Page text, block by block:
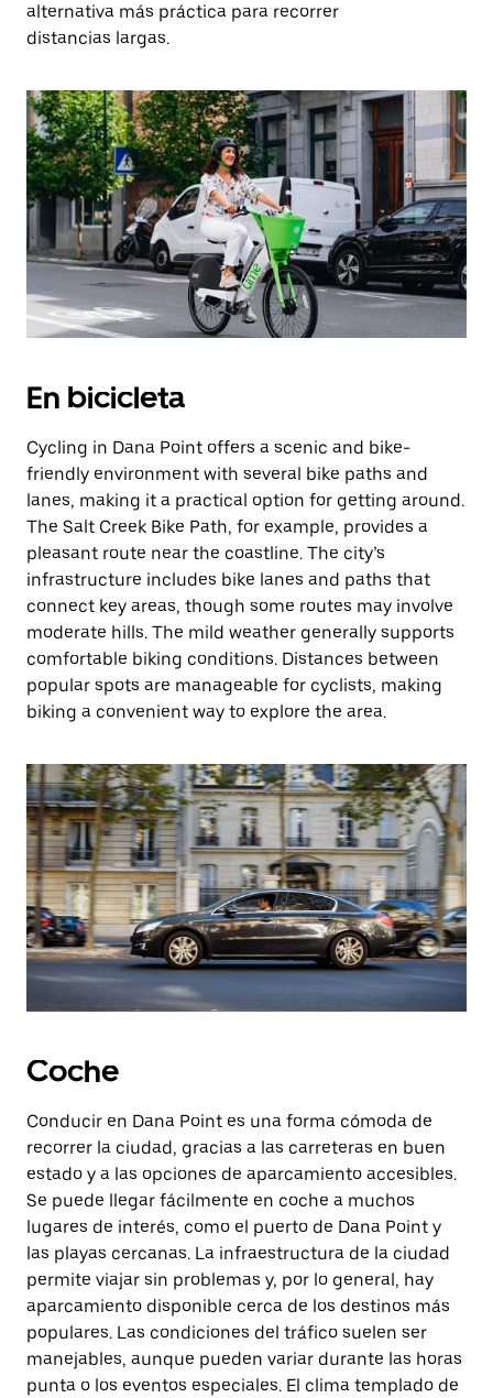
alternativa más práctica para recorrer
distancias largas.
En bicicleta
Cycling in Dana Point offers a scenic and bike-
friendly environment with several bike paths and
lanes, making it a practical option for getting around.
The Salt Creek Bike Path, for example, provides a
pleasant route near the coastline. The city’s
infrastructure includes bike lanes and paths that
connect key areas, though some routes may involve
moderate hills. The mild weather generally supports
comfortable biking conditions. Distances between
popular spots are manageable for cyclists, making
biking a convenient way to explore the area.
Coche
Conducir en Dana Point es una forma cómoda de
recorrer la ciudad, gracias a las carreteras en buen
estado y a las opciones de aparcamiento accesibles.
Se puede llegar fácilmente en coche a muchos
lugares de interés, como el puerto de Dana Point y
las playas cercanas. La infraestructura de la ciudad
permite viajar sin problemas y, por lo general, hay
aparcamiento disponible cerca de los destinos más
populares. Las condiciones del tráfico suelen ser
manejables, aunque pueden variar durante las horas
punta o los eventos especiales. El clima templado de